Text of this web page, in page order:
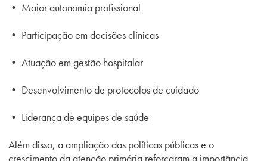
• Maior autonomia profissional
• Participação em decisões clínicas
• Atuação em gestão hospitalar
• Desenvolvimento de protocolos de cuidado
• Liderança de equipes de saúde
Além disso, a ampliação das políticas públicas e o